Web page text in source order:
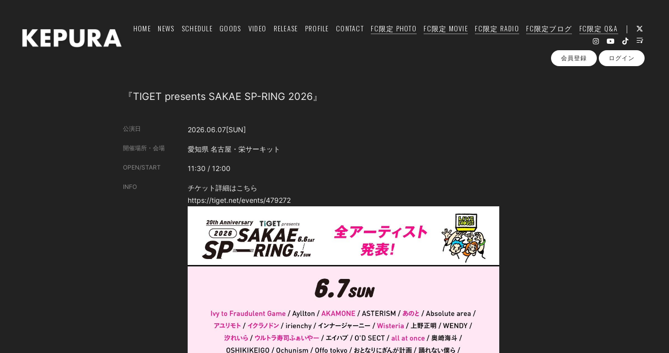
HOME NEWS SCHEDULE GOODS VIDEO RELEASE PROFILE CONTACT FC限定 PHOTO FC限定 MOVIE FC限定 RADIO FC限定ブログ FC限定 Q&A
会員登録 ログイン
『TIGET presents SAKAE SP-RING 2026』
公演日 2026.06.07[SUN]
開催場所・会場 愛知県 名古屋・栄サーキット
OPEN/START 11:30 / 12:00
INFO
チケット詳細はこちら
https://tiget.net/events/479272